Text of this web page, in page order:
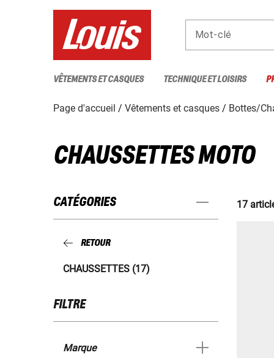
Mot-clé
VÊTEMENTS ET CASQUES TECHNIQUE ET LOISIRS
Page d'accueil Vêtements et casques Bottes/
CHAUSSETTES MOTO
CATÉGORIES
RETOUR
CHAUSSETTES (17)
FILTRE
Marque
17